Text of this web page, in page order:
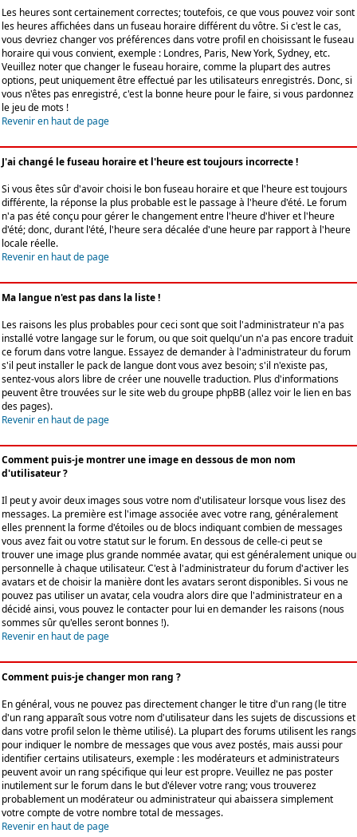
Les heures sont certainement correctes; toutefois, ce que vous pouvez voir sont
les heures affichées dans un fuseau horaire différent du vôtre. Si c'est le cas,
vous devriez changer vos préférences dans votre profil en choisissant le fuseau
horaire qui vous convient, exemple : Londres, Paris, New York, Sydney, etc.
Veuillez noter que changer le fuseau horaire, comme la plupart des autres
options, peut uniquement être effectué par les utilisateurs enregistrés. Donc, si
vous n'êtes pas enregistré, c'est la bonne heure pour le faire, si vous pardonnez
le jeu de mots !
Revenir en haut de page
J'ai changé le fuseau horaire et l'heure est toujours incorrecte !
Si vous êtes sûr d'avoir choisi le bon fuseau horaire et que l'heure est toujours
différente, la réponse la plus probable est le passage à l'heure d'été. Le forum
n'a pas été conçu pour gérer le changement entre l'heure d'hiver et l'heure
d'été; donc, durant l'été, l'heure sera décalée d'une heure par rapport à l'heure
locale réelle.
Revenir en haut de page
Ma langue n'est pas dans la liste !
Les raisons les plus probables pour ceci sont que soit l'administrateur n'a pas
installé votre langage sur le forum, ou que soit quelqu'un n'a pas encore traduit
ce forum dans votre langue. Essayez de demander à l'administrateur du forum
s'il peut installer le pack de langue dont vous avez besoin; s'il n'existe pas,
sentez-vous alors libre de créer une nouvelle traduction. Plus d'informations
peuvent être trouvées sur le site web du groupe phpBB (allez voir le lien en bas
des pages).
Revenir en haut de page
Comment puis-je montrer une image en dessous de mon nom
d'utilisateur ?
Il peut y avoir deux images sous votre nom d'utilisateur lorsque vous lisez des
messages. La première est l'image associée avec votre rang, généralement
elles prennent la forme d'étoiles ou de blocs indiquant combien de messages
vous avez fait ou votre statut sur le forum. En dessous de celle-ci peut se
trouver une image plus grande nommée avatar, qui est généralement unique ou
personnelle à chaque utilisateur. C'est à l'administrateur du forum d'activer les
avatars et de choisir la manière dont les avatars seront disponibles. Si vous ne
pouvez pas utiliser un avatar, cela voudra alors dire que l'administrateur en a
décidé ainsi, vous pouvez le contacter pour lui en demander les raisons (nous
sommes sûr qu'elles seront bonnes !).
Revenir en haut de page
Comment puis-je changer mon rang ?
En général, vous ne pouvez pas directement changer le titre d'un rang (le titre
d'un rang apparaît sous votre nom d'utilisateur dans les sujets de discussions et
dans votre profil selon le thème utilisé). La plupart des forums utilisent les rangs
pour indiquer le nombre de messages que vous avez postés, mais aussi pour
identifier certains utilisateurs, exemple : les modérateurs et administrateurs
peuvent avoir un rang spécifique qui leur est propre. Veuillez ne pas poster
inutilement sur le forum dans le but d'élever votre rang; vous trouverez
probablement un modérateur ou administrateur qui abaissera simplement
votre compte de votre nombre total de messages.
Revenir en haut de page